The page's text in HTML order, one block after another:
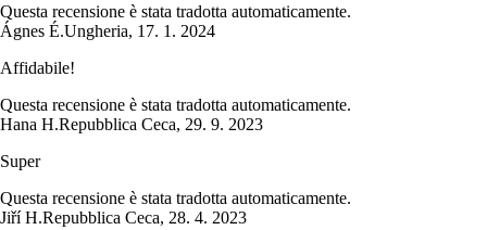
Questa recensione è stata tradotta automaticamente.
Ágnes É.Ungheria, 17. 1. 2024
Affidabile!
Questa recensione è stata tradotta automaticamente.
Hana H.Repubblica Ceca, 29. 9. 2023
Super
Questa recensione è stata tradotta automaticamente.
Jiří H.Repubblica Ceca, 28. 4. 2023